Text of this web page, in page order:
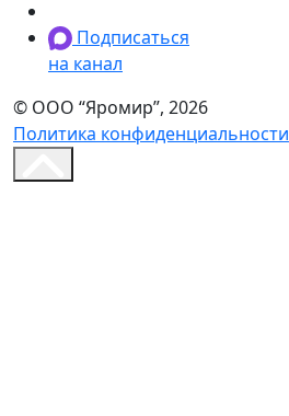
Подписаться
на канал
© ООО “Яромир”, 2026
Политика конфиденциальности